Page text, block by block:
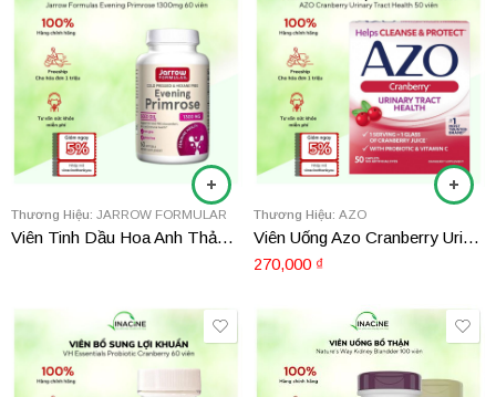
Thương Hiệu: JARROW FORMULAR
Viên Tinh Dầu Hoa Anh Thảo Jarrow Forrmulas Evening Primrose 1300mg 60 viên
Thương Hiệu: AZO
Viên Uống Azo Cranberry Urinary Tract Health 50 viên
270,000 ₫